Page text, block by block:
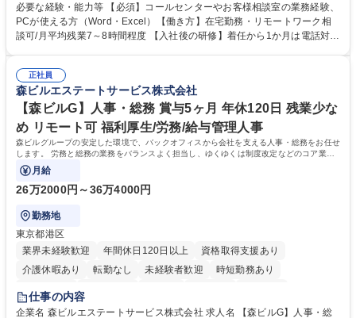
様相談室でのお仕事です。 日々お客様からいただくキリングループへのご
意見を、企業活動に活かしています。お客様からの声に迅速かつ誠意をも
って対応、情報提供するとともにグループ内活動に反映しています。 【具
平均100件前後■メール・手紙：同上40件前後 募集職種 中野本社【お客様
相談室】お客様のお声をもとにより良い商品づくりへ貢献
必要な経験・能力等 【必須】コールセンターやお客様相談室の業務経験、
PCが使える方（Word・Excel）【働き方】在宅勤務・リモートワーク相
談可/月平均残業7～8時間程度 【入社後の研修】着任から1か月は電話対応
すのでご安心ください。 【当社について】キリングループの広報機能を担
う会社として、お客様との出会いを大切にし、磨き上げたホスピタリティ
を込めてコミュニケーションをとりながら広報関連業務を行っておりま
す。 学歴・資格 学歴：大学院 大学 高専 短大 専修学校 高校 語学力： 資
格：
正社員
森ビルエステートサービス株式会社
【森ビルG】人事・総務 賞与5ヶ月 年休120日 残業少な
め リモート可 福利厚生/労務/給与管理人事
森ビルグループの安定した環境で、バックオフィスから会社を支える人事・総務をお任せ
します。 労務と総務の業務をバランスよく担当し、ゆくゆくは制度改定などのコア業務
にも挑戦できる、やりがいある環境です。
月給
26万2000円～36万4000円
勤務地
東京都港区
業界未経験歓迎
年間休日120日以上
資格取得支援あり
介護休暇あり
転勤なし 未経験者歓迎
時短勤務あり
経験者歓迎
完全週休2日制
交通費支給 長期歓迎 駅近5分以内 土日祝休み
仕事の内容
企業名 森ビルエステートサービス株式会社 求人名 【森ビルG】人事・総